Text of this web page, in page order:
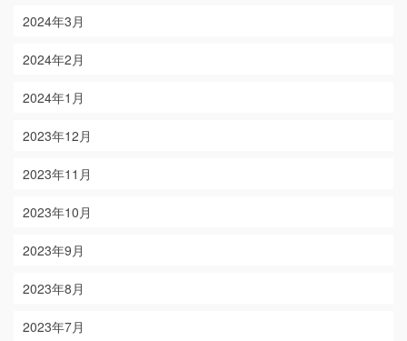
2024年3月
2024年2月
2024年1月
2023年12月
2023年11月
2023年10月
2023年9月
2023年8月
2023年7月